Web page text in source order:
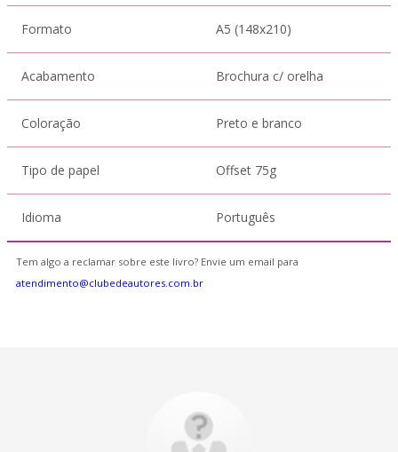
Formato A5 (148x210)
Acabamento Brochura c/ orelha
Coloração Preto e branco
Tipo de papel Offset 75g
Idioma Português
Tem algo a reclamar sobre este livro? Envie um email para
atendimento@clubedeautores.com.br